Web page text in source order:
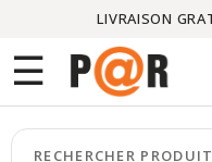
LIVRAISON
☰
Menu